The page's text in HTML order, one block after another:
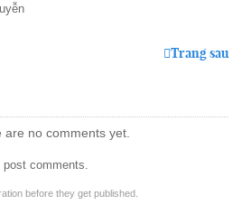
Trang sau
are no comments yet.
comments.
before they get published.